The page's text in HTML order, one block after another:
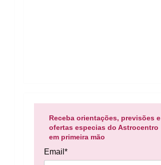
Receba orientações, previsões e
ofertas especias do Astrocentro
em primeira mão
Email*